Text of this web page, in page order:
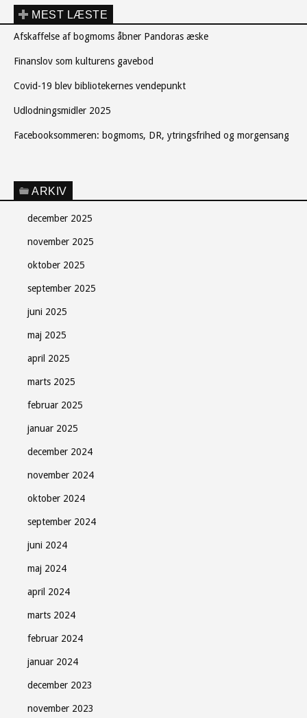
MEST LÆSTE
Afskaffelse af bogmoms åbner Pandoras æske
Finanslov som kulturens gavebod
Covid-19 blev bibliotekernes vendepunkt
Udlodningsmidler 2025
Facebooksommeren: bogmoms, DR, ytringsfrihed og morgensang
ARKIV
december 2025
november 2025
oktober 2025
september 2025
juni 2025
maj 2025
april 2025
marts 2025
februar 2025
januar 2025
december 2024
november 2024
oktober 2024
september 2024
juni 2024
maj 2024
april 2024
marts 2024
februar 2024
januar 2024
december 2023
november 2023